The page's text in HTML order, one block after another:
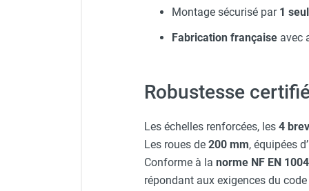
Montage sécurisé par 1
Fabrication française avec
Robustesse
Les échelles renforcées, les 4
Les roues de 200 mm, équipées
Conforme à la norme NF EN
répondant aux exigences du